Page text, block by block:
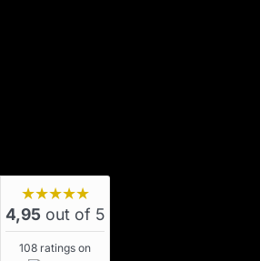
★★★★★
4,95 out of 5
108 ratings on